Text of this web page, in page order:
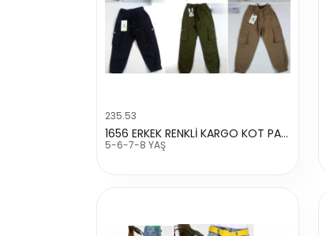
235.53
1656 ERKEK RENKLİ KARGO KOT PANTALON
5-6-7-8 YAŞ